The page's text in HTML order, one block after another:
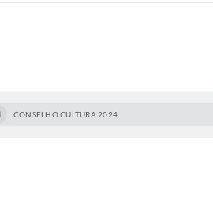
CONSELHO CULTURA 2024